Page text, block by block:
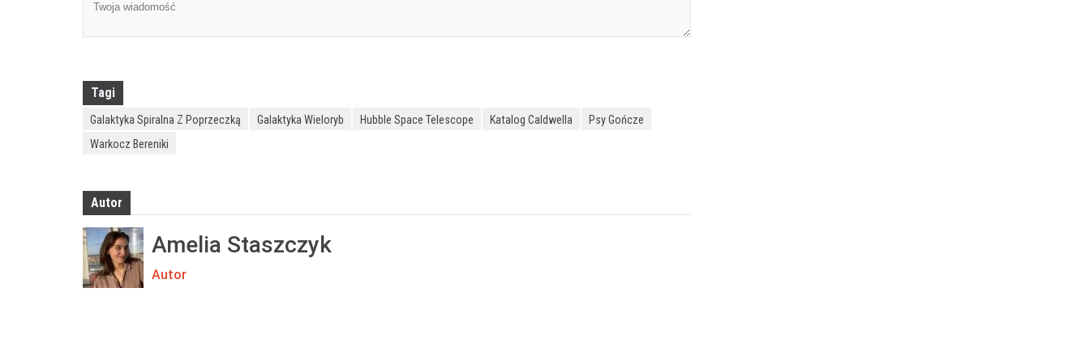
Tagi
Galaktyka Spiralna Z Poprzeczką Galaktyka Wieloryb Hubble Space Telescope Katalog Caldwella
Psy Gończe
Warkocz Bereniki
Autor
Amelia Staszczyk
Autor